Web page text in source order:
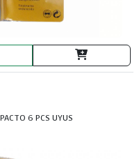
6 PCS UYUS